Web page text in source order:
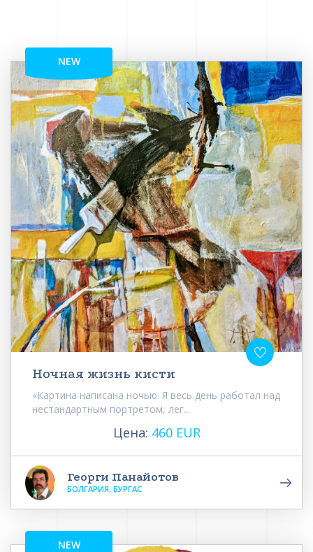
NEW
Ночная жизнь кисти
«Картина написана ночью. Я весь день работал над
нестандартным портретом, лег...
Цена: 460 EUR
Георги Панайотов
БОЛГАРИЯ, БУРГАС
NEW